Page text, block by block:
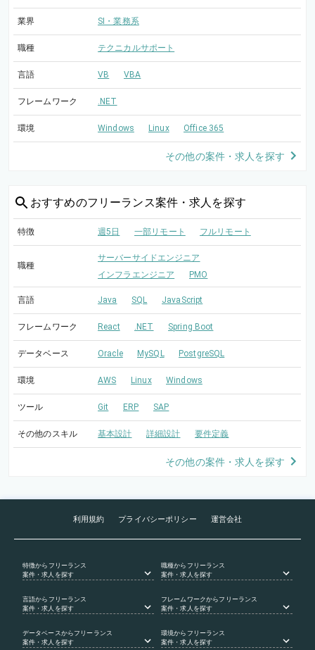
業界 SI・業務系
職種 テクニカルサポート
言語 VB VBA
フレームワーク .NET
環境 Windows Linux Office 365
その他の案件・求人を探す
おすすめのフリーランス案件・求人を探す
特徴 週5日 一部リモート フルリモート
職種
サーバーサイドエンジニア
インフラエンジニア
PMO
言語 Java SQL JavaScript
フレームワーク React .NET Spring Boot
データベース Oracle MySQL PostgreSQL
環境 AWS Linux Windows
ツール Git ERP SAP
その他のスキル 基本設計 詳細設計 要件定義
その他の案件・求人を探す
利用規約 プライバシーポリシー 運営会社
特徴からフリーランス
案件・求人を探す
職種からフリーランス
案件・求人を探す
言語からフリーランス
案件・求人を探す
フレームワークからフリーランス
案件・求人を探す
データベース からフリーランス
案件・求人を探す
環境からフリーランス
案件・求人を探す